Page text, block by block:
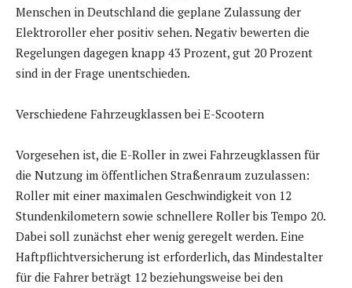
Menschen in Deutschland die geplane Zulassung der
Elektroroller eher positiv sehen. Negativ bewerten die
Regelungen dagegen knapp 43 Prozent, gut 20 Prozent
sind in der Frage unentschieden.
Verschiedene Fahrzeugklassen bei E-Scootern
Vorgesehen ist, die E-Roller in zwei Fahrzeugklassen für
die Nutzung im öffentlichen Straßenraum zuzulassen:
Roller mit einer maximalen Geschwindigkeit von 12
Stundenkilometern sowie schnellere Roller bis Tempo 20.
Dabei soll zunächst eher wenig geregelt werden. Eine
Haftpflichtversicherung ist erforderlich, das Mindestalter
für die Fahrer beträgt 12 beziehungsweise bei den